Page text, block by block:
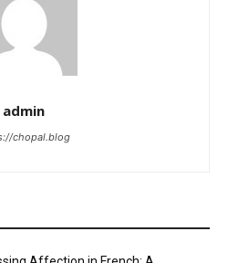
admin
chopal.blog